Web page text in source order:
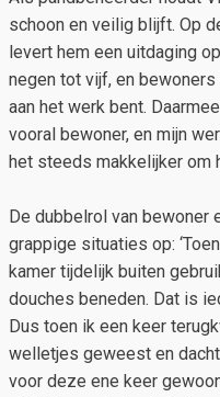
schoon en veilig blijft. Op
levert hem een uitdaging
negen tot vijf, en
aan het werk bent.
vooral bewoner, en mijn
het steeds makkelijker om
De dubbelrol van bewoner
grappige situaties op:
kamer tijdelijk buiten
douches beneden. Dat is
Dus toen ik een keer
welletjes geweest en dacht
voor deze ene keer